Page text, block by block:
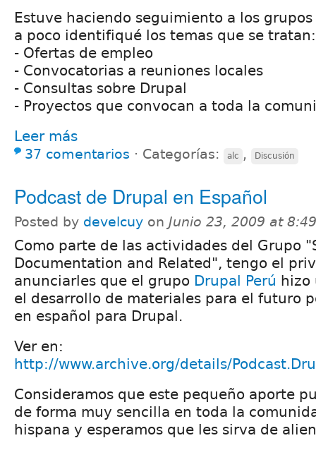
Estuve haciendo seguimiento a los
a poco identifiqué los temas que se tratan:
- Ofertas de empleo
- Convocatorias a reuniones locales
- Consultas sobre Drupal
- Proyectos que convocan a toda la
Leer más
37 comentarios ⋅ Categorías: alc , Discusión
Podcast de Drupal en Español
Posted by develcuy on Junio 23, 2009 at
Como parte de las actividades del Grupo
Documentation and Related", tengo el
anunciarles que el grupo Drupal Perú hizo
el desarrollo de materiales para el futuro
en español para Drupal.
Ver en:
http://www.archive.org/details/
Consideramos que este pequeño aporte
de forma muy sencilla en toda la
hispana y esperamos que les sirva de